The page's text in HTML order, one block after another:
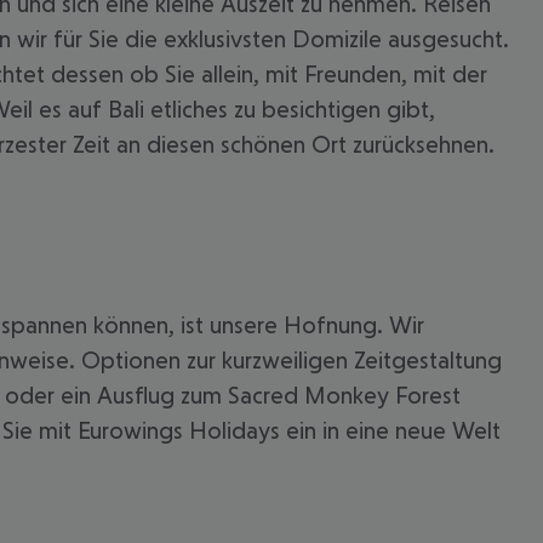
für Sie die exklusivsten Domizile ausgesucht.
dessen ob Sie allein, mit Freunden, mit der
es auf Bali etliches zu besichtigen gibt,
Zeit an diesen schönen Ort zurücksehnen.
können, ist unsere Hofnung. Wir
Optionen zur kurzweiligen Zeitgestaltung
ein Ausflug zum Sacred Monkey Forest
mit Eurowings Holidays ein in eine neue Welt
akzeptieren